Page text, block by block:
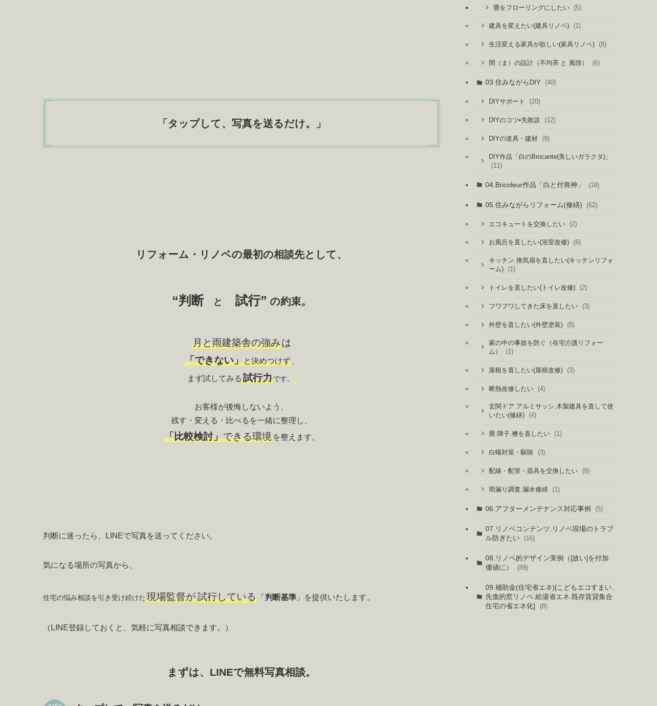
「 タップして、写真を送るだけ。」
リフォーム・リノベの最初の相談先として、
“判断と 試行” の約束。
月と雨建築舎の強みは
「できない」と決めつけず
まず試してみる 試行力です。
お客様が後悔しないよう、
「比較検討」できる環境 を整えます。
判断に迷ったら、LINEで写真を送ってください。
気になる場所の写真から、
住宅の悩み相談を引き受け続けた 現場監督が試行している 「 判断基準 」を提供いたします。
（LINE登録しておくと、気軽に写真相談できます。）
まずは、LINEで無料写真相談。
畳をフローリングにしたい (5)
建具を変えたい(建具リノベ) (1)
生活変える家具が欲しい(家具リノベ) (8)
間（ま）の設計（不均斉 と 風情） (6)
03.住みながらDIY (40)
DIYサポート (20)
DIYのコツ•失敗談 (12)
DIYの道具・建材 (8)
DIY作品「白のBrocante(美しいガラクタ)」
(11)
04.Bricoleur作品「白と付喪神」 (18)
05.住みながらリフォーム(修繕) (62)
エコキュートを交換したい (2)
お風呂を直したい(浴室改修) (6)
キッチン.換気扇を直したい(キッチンリフォ
ーム)
(1)
トイレを直したい(トイレ改修) (2)
フワフワしてきた床を直したい (3)
外壁を直したい(外壁塗装) (8)
家の中の事故を防ぐ（在宅介護リフォー
ム）
(1)
屋根を直したい(屋根改修) (3)
断熱改修したい (4)
玄関ドア.アルミサッシ.木製建具を直して使
いたい(修繕)
(4)
畳.障子.襖を直したい (1)
白蟻対策・駆除 (3)
配線・配管・器具を交換したい (8)
雨漏り調査.漏水修繕 (1)
06.アフターメンテナンス対応事例 (5)
07.リノベコンテンツ.リノベ現場のトラブ
ル防ぎたい
(16)
08.リノベ的デザイン実例（[故い]を付加
価値に）
(89)
09.補助金(住宅省エネ)[こどもエコすまい.
先進的窓リノベ.給湯省エネ.既存賃貸集合
住宅の省エネ化]
(8)